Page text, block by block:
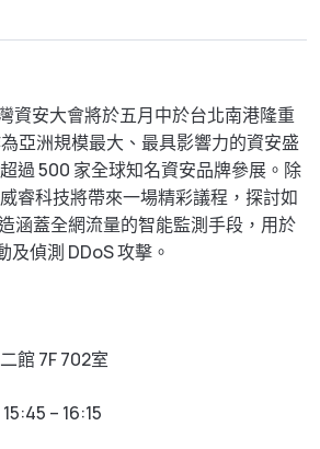
資安大會將於五月中於台北南港隆重
亞洲規模最大、最具影響力的資安盛
過 500 家全球知名資安品牌參展。除
睿科技將帶來一場精彩議程，探討如
涵蓋全網流量的智能監測手段，用於
偵測 DDoS 攻擊。
館 7F 702室
– 16:15